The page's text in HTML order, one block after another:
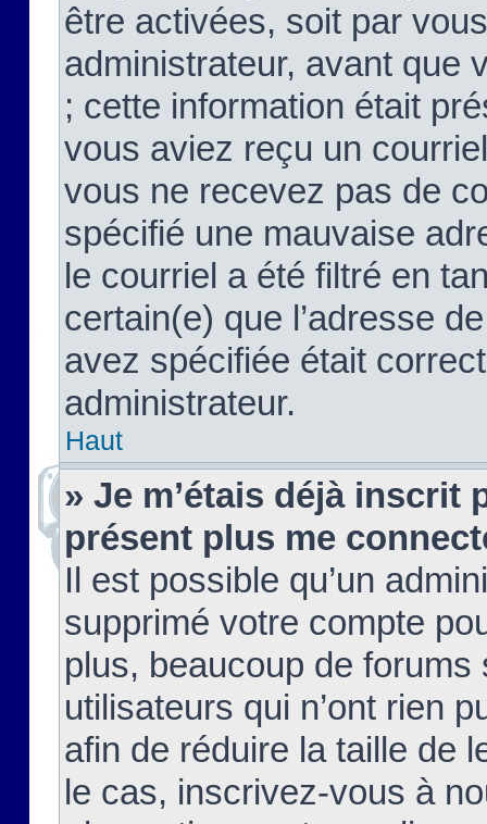
être activées, soit par
administrateur, avant que
; cette information était
vous aviez reçu un
vous ne recevez pas de
spécifié une mauvaise
le courriel a été filtré en
certain(e) que l’adresse
avez spécifiée était
administrateur.
Haut
» Je m’étais déjà inscrit
présent plus me
Il est possible qu’un
supprimé votre compte
plus, beaucoup de
utilisateurs qui n’ont rien
afin de réduire la taille de
le cas, inscrivez-vous à